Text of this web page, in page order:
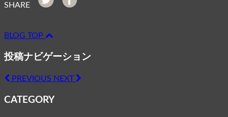
SHARE
BLOG TOP
投稿ナビゲーション
PREVIOUS NEXT
CATEGORY